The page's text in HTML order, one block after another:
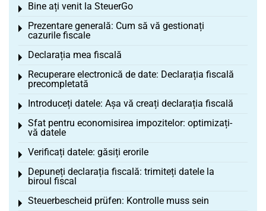
Bine ați venit la SteuerGo
Toggle menu
Prezentare generală: Cum să vă gestionați
cazurile fiscale
Toggle menu
Declarația mea fiscală
Toggle menu
Recuperare electronică de date: Declarația fiscală
precompletată
Toggle menu
Introduceți datele: Așa vă creați declarația fiscală
Toggle menu
Sfat pentru economisirea impozitelor: optimizați-
vă datele
Toggle menu
Verificați datele: găsiți erorile
Toggle menu
Depuneți declarația fiscală: trimiteți datele la
biroul fiscal
Toggle menu
Steuerbescheid prüfen: Kontrolle muss sein
Toggle menu